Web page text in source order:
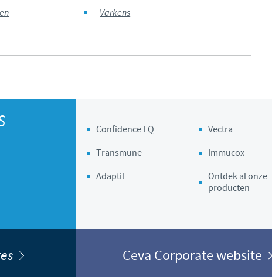
You are leaving the country website to access another site in
information provided on the site in which you enter
country.
Varkens
Confidence EQ Vectra
Transmune
Immucox
Adaptil
Ontdek al onze
producten
Ceva Corporate website